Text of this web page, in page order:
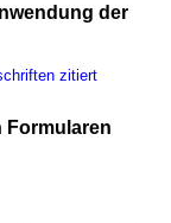
der
zitiert
Formularen